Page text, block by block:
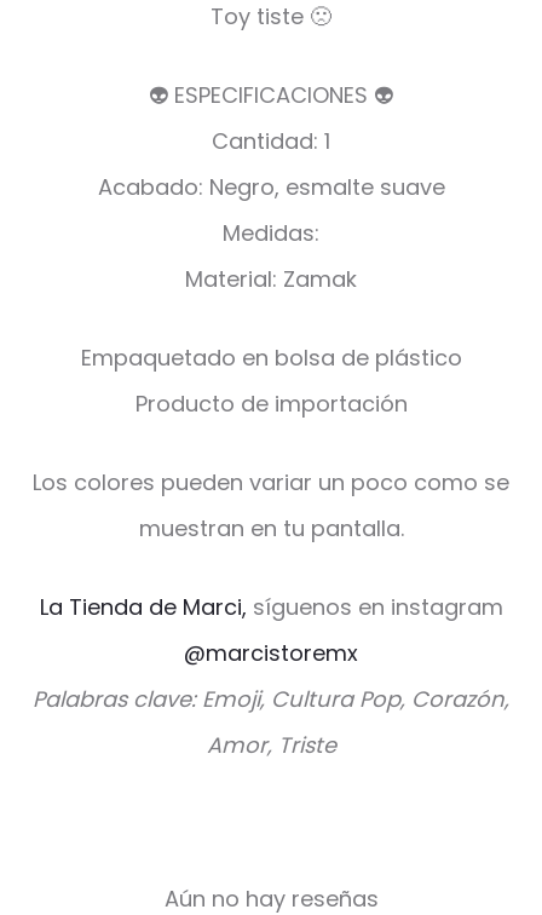
Toy tiste 🙁
👽 ESPECIFICACIONES 👽
Cantidad: 1
Acabado: Negro, esmalte suave
Medidas:
Material: Zamak
Empaquetado en bolsa de plástico
Producto de importación
Los colores pueden variar un poco como se
muestran en tu pantalla.
La Tienda de Marci, síguenos en instagram
@marcistoremx
Palabras clave: Emoji, Cultura Pop, Corazón,
Amor, Triste
Aún no hay reseñas